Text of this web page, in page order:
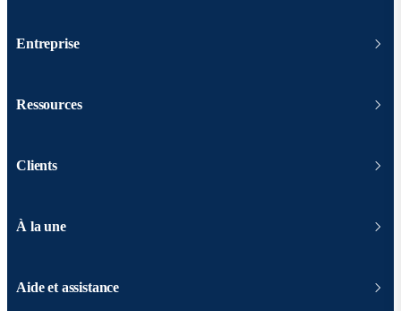
Entreprise
Ressources
Clients
À la une
Aide et assistance